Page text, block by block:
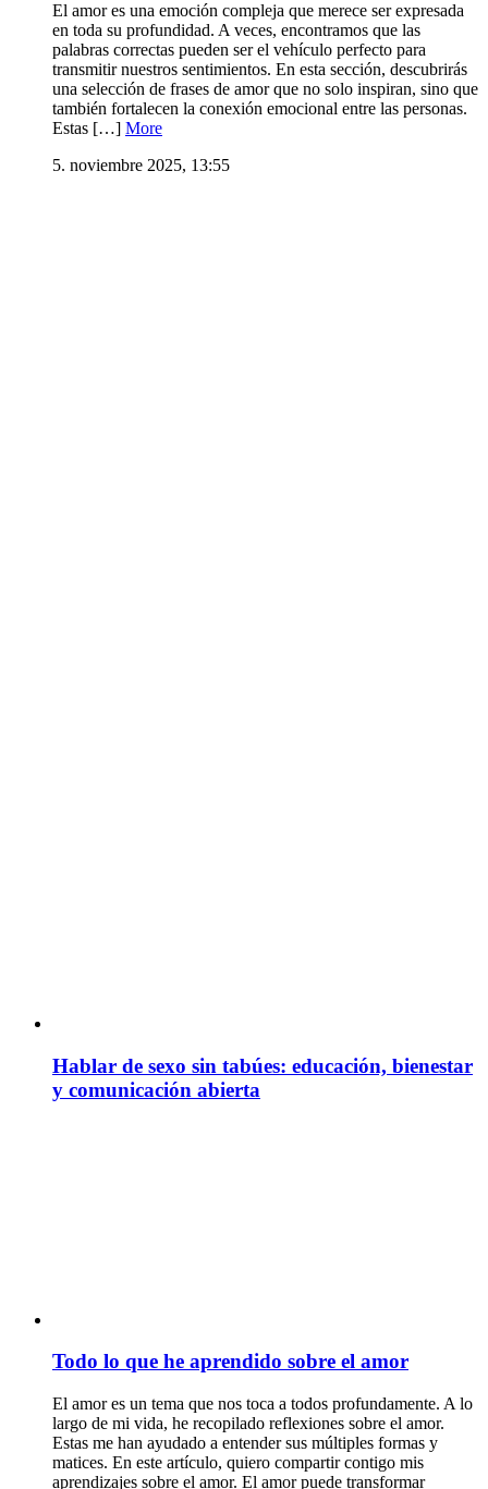
El amor es una emoción compleja que merece ser expresada
en toda su profundidad. A veces, encontramos que las
palabras correctas pueden ser el vehículo perfecto para
transmitir nuestros sentimientos. En esta sección, descubrirás
una selección de frases de amor que no solo inspiran, sino que
también fortalecen la conexión emocional entre las personas.
Estas […] More
5. noviembre 2025, 13:55
Hablar de sexo sin tabúes: educación, bienestar
y comunicación abierta
Todo lo que he aprendido sobre el amor
El amor es un tema que nos toca a todos profundamente. A lo
largo de mi vida, he recopilado reflexiones sobre el amor.
Estas me han ayudado a entender sus múltiples formas y
matices. En este artículo, quiero compartir contigo mis
aprendizajes sobre el amor. El amor puede transformar